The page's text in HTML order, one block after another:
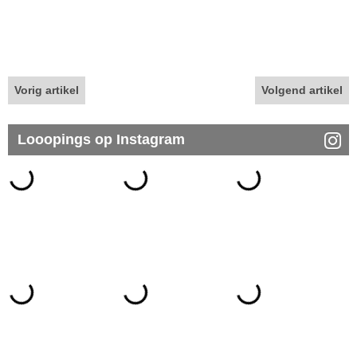
Vorig artikel Volgend artikel
Looopings op Instagram